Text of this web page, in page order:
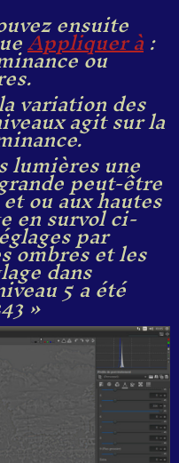
ensuite
Appliquer à:
ou
variation des
agit sur la
une
peut-être
ou aux hautes
en survol ci-
par
ombres et les
dans
5 a été
»